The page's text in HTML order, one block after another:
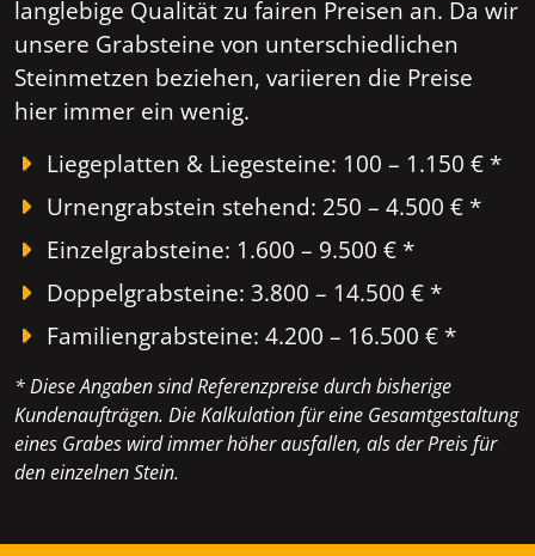
langlebige Qualität zu fairen Preisen an. Da wir
unsere Grabsteine von unterschiedlichen
Steinmetzen beziehen, variieren die Preise
hier immer ein wenig.
Liegeplatten & Liegesteine: 100 – 1.150 € *
Urnengrabstein stehend: 250 – 4.500 € *
Einzelgrabsteine: 1.600 – 9.500 € *
Doppelgrabsteine: 3.800 – 14.500 € *
Familiengrabsteine: 4.200 – 16.500 € *
* Diese Angaben sind Referenzpreise durch bisherige
Kundenaufträgen. Die Kalkulation für eine Gesamtgestaltung
eines Grabes wird immer höher ausfallen, als der Preis für
den einzelnen Stein.